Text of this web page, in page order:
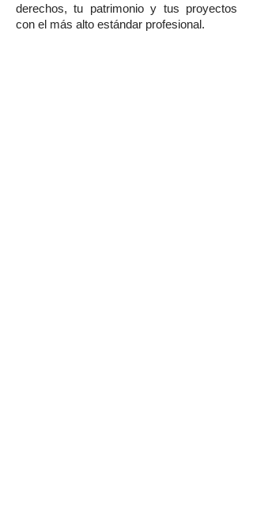
derechos, tu patrimonio y tus proyectos
con el más alto estándar profesional.